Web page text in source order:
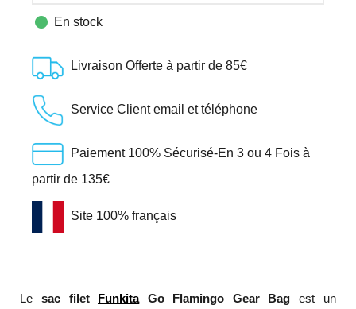
 En stock
Livraison Offerte à partir de 85€
Service Client email et téléphone
Paiement 100% Sécurisé-En 3 ou 4 Fois à
partir de 135€
Site 100% français
Lesac filet FunkitaGo Flamingo Gear Bag est un